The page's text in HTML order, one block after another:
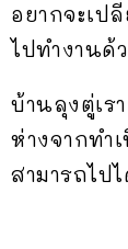
อยากจะเป
ไปทำงานด้
บ้านลุงตู่เร
ห่างจากทำ
สามารถไป